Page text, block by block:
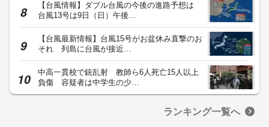
【台風情報】ダブル台風の今後の進路予想は
台風13号は9日（日）午後…
【台風最新情報】台風15号がお盆休み直撃のお
それ 列島に台風が接近…
中高一貫校で銃乱射 教師ら6人死亡15人以上
負傷 容疑者は中学生の少…
ランキング一覧へ